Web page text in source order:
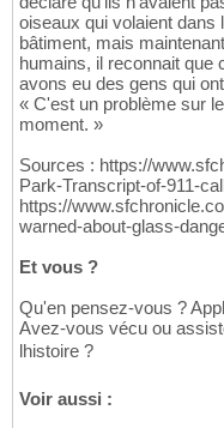
oiseaux qui volaient
bâtiment, mais
humains, il reconnait que
avons eu des gens qui
« C'est un problème sur
moment. »
Sources : https://
Park-Transcript-of-911-
https://
warned-about-glass-
Et vous ?
Qu'en pensez-vous ?
Avez-vous vécu ou
lhistoire ?
Voir aussi :